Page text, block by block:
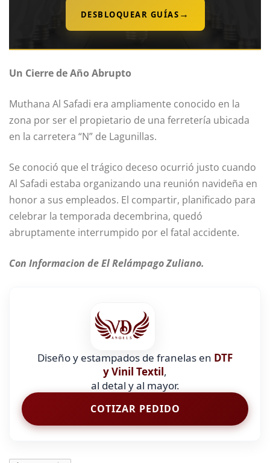
DESBLOQUEAR GUÍAS →
Un Cierre de Año Abrupto
Muthana Al Safadi era ampliamente conocido en la
zona por ser el propietario de una ferretería ubicada
en la carretera “N” de Lagunillas.
Se conoció que el trágico deceso ocurrió justo cuando
Al Safadi estaba organizando una reunión navideña en
honor a sus empleados. El compartir, planificado para
celebrar la temporada decembrina, quedó
abruptamente interrumpido por el fatal accidente.
Con Informacion de El Relámpago Zuliano.
Diseño y estampados de franelas en DTF
y Vinil Textil,
al detal y al mayor.
COTIZAR PEDIDO